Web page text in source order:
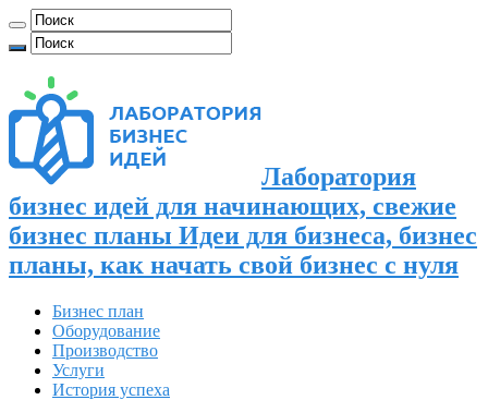
Лаборатория
бизнес идей для начинающих, свежие
бизнес планы Идеи для бизнеса, бизнес
планы, как начать свой бизнес с нуля
Бизнес план
Оборудование
Производство
Услуги
История успеха